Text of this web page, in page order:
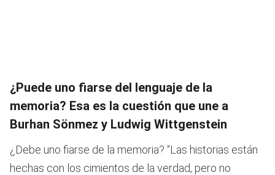
¿Puede uno fiarse del lenguaje de la
memoria? Esa es la cuestión que une a
Burhan Sönmez y Ludwig Wittgenstein
¿Debe uno fiarse de la memoria? “Las historias están
hechas con los cimientos de la verdad, pero no